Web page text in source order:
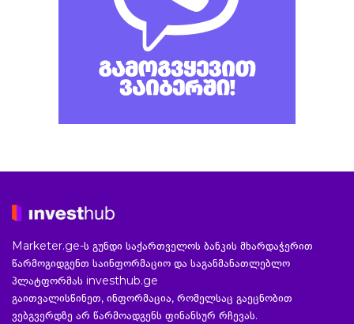
Marketer.ge-ს გუნდი საქართველოს ბანკის მხარდაჭერით
წარმოგიდგენთ საინფორმაციო და საგანმანათლებლო
პლატფორმას investhub.ge
გაითვალისწინეთ, ინფორმაცია, რომელსაც გაეცნობით
ვებგვერდზე არ წარმოადგენს ფინანსურ რჩევას.